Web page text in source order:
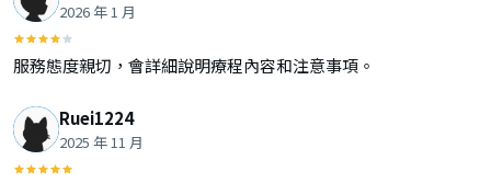
2026 年 1 月
服務態度親切，會詳細說明療程內容和注意事項。
Ruei1224
2025 年 11 月